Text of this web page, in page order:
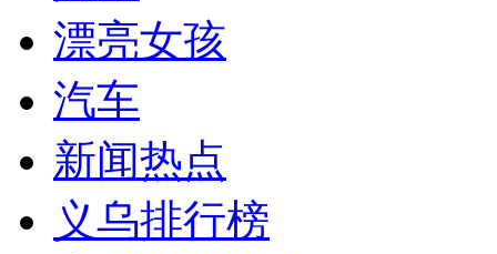
漂亮女孩
汽车
新闻热点
义乌排行榜